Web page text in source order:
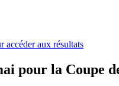
accéder aux résultats
pour la Coupe